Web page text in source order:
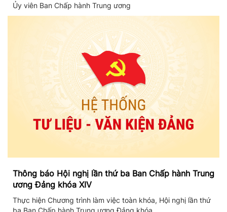
Ủy viên Ban Chấp hành Trung ương
Thông báo Hội nghị lần thứ ba Ban Chấp hành Trung
ương Đảng khóa XIV
Thực hiện Chương trình làm việc toàn khóa, Hội nghị lần thứ
ba Ban Chấp hành Trung ương Đảng khóa